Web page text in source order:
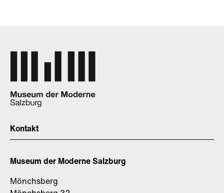
Kontakt
Museum der Moderne Salzburg
Mönchsberg